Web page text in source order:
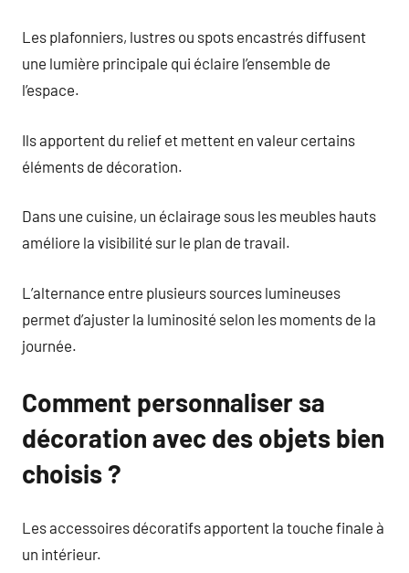
Les plafonniers, lustres ou spots encastrés diffusent
une lumière principale qui éclaire l’ensemble de
l’espace.
Ils apportent du relief et mettent en valeur certains
éléments de décoration.
Dans une cuisine, un éclairage sous les meubles hauts
améliore la visibilité sur le plan de travail.
L’alternance entre plusieurs sources lumineuses
permet d’ajuster la luminosité selon les moments de la
journée.
Comment personnaliser sa
décoration avec des objets bien
choisis ?
Les accessoires décoratifs apportent la touche finale à
un intérieur.